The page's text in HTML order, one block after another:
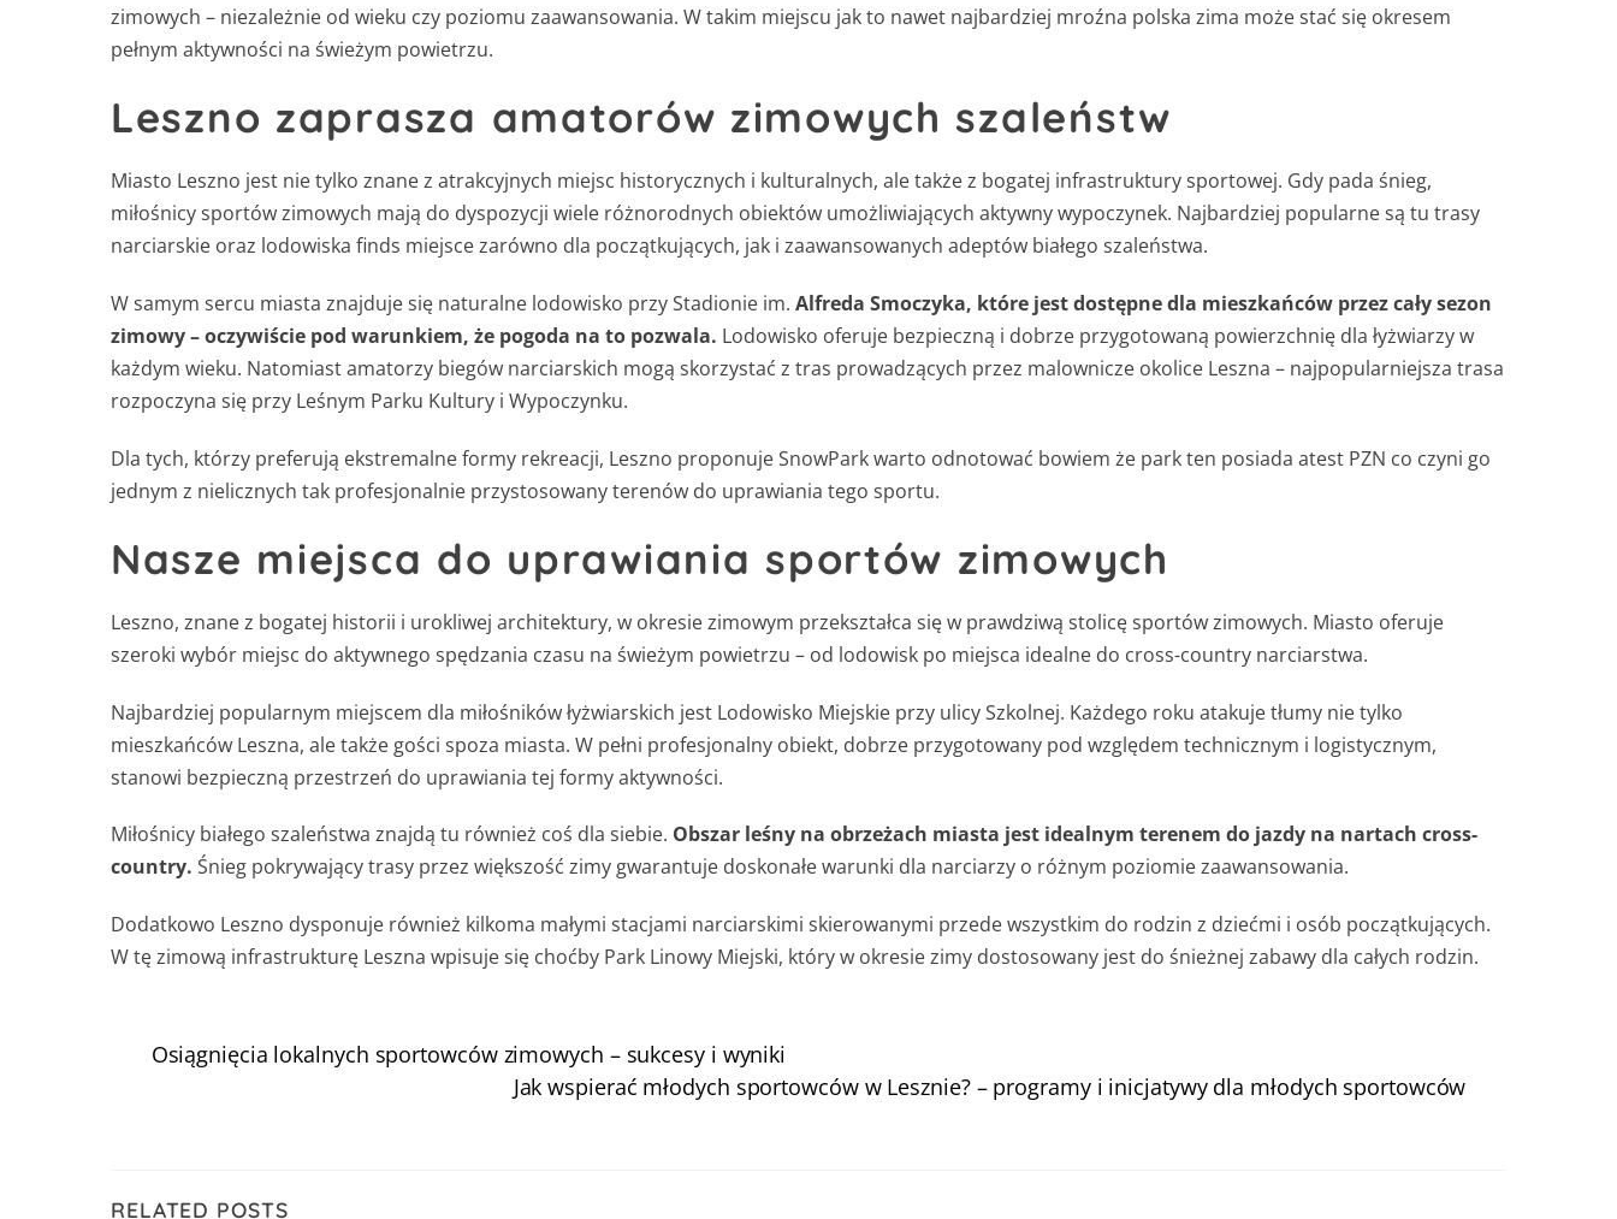
zimowych – niezależnie od wieku czy poziomu zaawansowania. W takim miejscu jak to nawet najbardziej mroźna polska zima może stać się okresem
pełnym aktywności na świeżym powietrzu.
Leszno zaprasza amatorów zimowych szaleństw
Miasto Leszno jest nie tylko znane z atrakcyjnych miejsc historycznych i kulturalnych, ale także z bogatej infrastruktury sportowej. Gdy pada śnieg,
miłośnicy sportów zimowych mają do dyspozycji wiele różnorodnych obiektów umożliwiających aktywny wypoczynek. Najbardziej popularne są tu trasy
narciarskie oraz lodowiska finds miejsce zarówno dla początkujących, jak i zaawansowanych adeptów białego szaleństwa.
W samym sercu miasta znajduje się naturalne lodowisko przy Stadionie im. Alfreda Smoczyka, które jest dostępne dla mieszkańców przez cały sezon
zimowy – oczywiście pod warunkiem, że pogoda na to pozwala. Lodowisko oferuje bezpieczną i dobrze przygotowaną powierzchnię dla łyżwiarzy w
każdym wieku. Natomiast amatorzy biegów narciarskich mogą skorzystać z tras prowadzących przez malownicze okolice Leszna – najpopularniejsza trasa
rozpoczyna się przy Leśnym Parku Kultury i Wypoczynku.
Dla tych, którzy preferują ekstremalne formy rekreacji, Leszno proponuje SnowPark warto odnotować bowiem że park ten posiada atest PZN co czyni go
jednym z nielicznych tak profesjonalnie przystosowany terenów do uprawiania tego sportu.
Nasze miejsca do uprawiania sportów zimowych
Leszno, znane z bogatej historii i urokliwej architektury, w okresie zimowym przekształca się w prawdziwą stolicę sportów zimowych. Miasto oferuje
szeroki wybór miejsc do aktywnego spędzania czasu na świeżym powietrzu – od lodowisk po miejsca idealne do cross-country narciarstwa.
Najbardziej popularnym miejscem dla miłośników łyżwiarskich jest Lodowisko Miejskie przy ulicy Szkolnej. Każdego roku atakuje tłumy nie tylko
mieszkańców Leszna, ale także gości spoza miasta. W pełni profesjonalny obiekt, dobrze przygotowany pod względem technicznym i logistycznym,
stanowi bezpieczną przestrzeń do uprawiania tej formy aktywności.
Miłośnicy białego szaleństwa znajdą tu również coś dla siebie. Obszar leśny na obrzeżach miasta jest idealnym terenem do jazdy na nartach cross-
country. Śnieg pokrywający trasy przez większość zimy gwarantuje doskonałe warunki dla narciarzy o różnym poziomie zaawansowania.
Dodatkowo Leszno dysponuje również kilkoma małymi stacjami narciarskimi skierowanymi przede wszystkim do rodzin z dziećmi i osób początkujących.
W tę zimową infrastrukturę Leszna wpisuje się choćby Park Linowy Miejski, który w okresie zimy dostosowany jest do śnieżnej zabawy dla całych rodzin.
Osiągnięcia lokalnych sportowców zimowych – sukcesy i wyniki
Jak wspierać młodych sportowców w Lesznie? – programy i inicjatywy dla młodych sportowców
RELATED POSTS